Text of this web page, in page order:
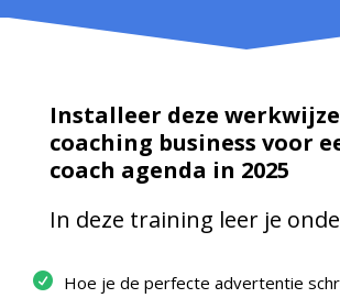
Installeer deze
coaching business voor
coach agenda in 2025
In deze training leer je
Hoe je de perfecte advertentie